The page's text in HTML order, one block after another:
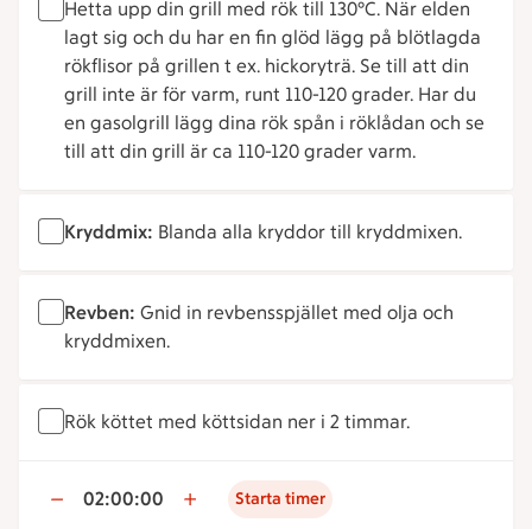
Hetta upp din grill med rök till 130°C. När elden
lagt sig och du har en fin glöd lägg på blötlagda
rökflisor på grillen t ex. hickoryträ. Se till att din
grill inte är för varm, runt 110-120 grader. Har du
en gasolgrill lägg dina rök spån i röklådan och se
till att din grill är ca 110-120 grader varm.
Kryddmix: Blanda alla kryddor till kryddmixen.
Revben: Gnid in revbensspjället med olja och
kryddmixen.
Rök köttet med köttsidan ner i 2 timmar.
02:00:00 Starta timer